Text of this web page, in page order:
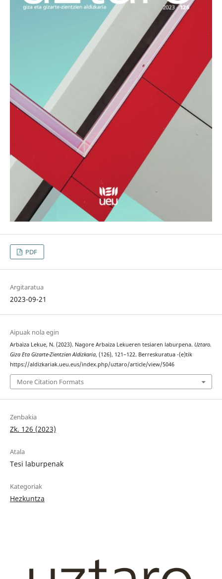
PDF
Argitaratua
2023-09-21
Aipuak nola egin
Arbaiza Lekue, N. (2023). Nagore Arbaiza Lekueren tesiaren laburpena. Uztaro.
Giza Eta Gizarte-Zientzien Aldizkaria, (126), 121–122. Berreskuratua -(e)tik
https://aldizkariak.ueu.eus/index.php/uztaro/article/view/5046
More Citation Formats
Zenbakia
Zk. 126 (2023)
Atala
Tesi laburpenak
Kategoriak
Hezkuntza